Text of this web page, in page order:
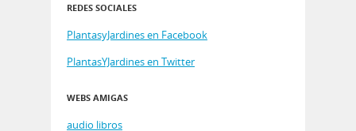
REDES SOCIALES
PlantasyJardines en Facebook
PlantasYJardines en Twitter
WEBS AMIGAS
audio libros